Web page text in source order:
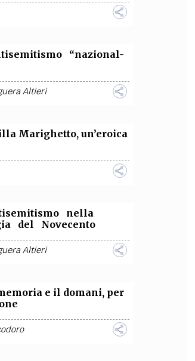
“nazional-
Altieri
Marighetto, un’eroica
nella
del Novecento
Altieri
e il domani, per